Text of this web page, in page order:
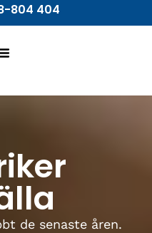
804 404
de senaste åren.